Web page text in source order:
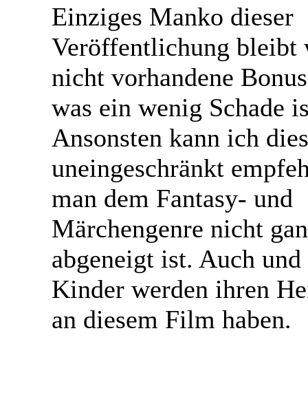
Einziges Manko dieser
Veröffentlichung bleibt
nicht vorhandene
was ein wenig Schade
Ansonsten kann ich
uneingeschränkt
man dem Fantasy- und
Märchengenre nicht
abgeneigt ist. Auch
Kinder werden ihren
an diesem Film haben.